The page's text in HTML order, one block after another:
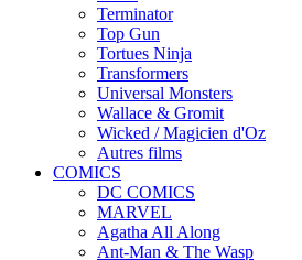
Terminator
Top Gun
Tortues Ninja
Transformers
Universal Monsters
Wallace & Gromit
Wicked / Magicien d'Oz
Autres films
COMICS
DC COMICS
MARVEL
Agatha All Along
Ant-Man & The Wasp